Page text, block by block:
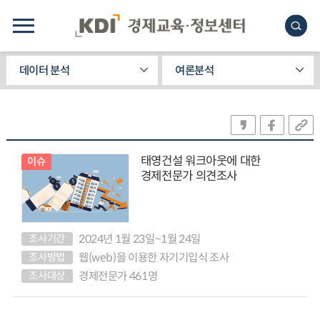
데이터 분석 여론분석
이슈
태영건설 워크아웃에 대한
경제전문가 의견조사
조사기간 2024년 1월 23일~1월 24일
조사방법 웹(web)을 이용한 자기기입식 조사
조사대상 경제전문가 461명